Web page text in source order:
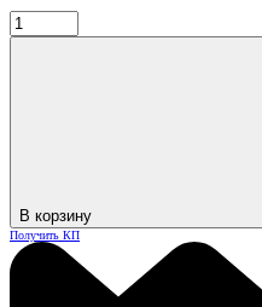
В корзину
Получить КП